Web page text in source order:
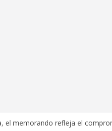
el memorando refleja el